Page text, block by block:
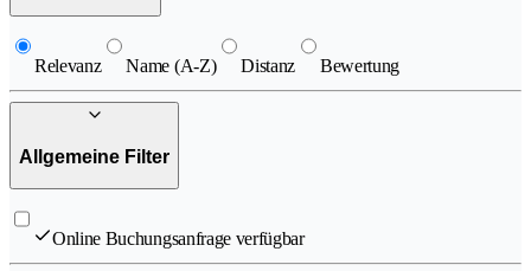
Relevanz Name (A-Z) Distanz Bewertung
Allgemeine Filter
Online Buchungsanfrage verfügbar